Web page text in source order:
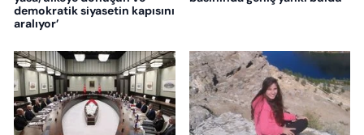
demokratik siyasetin kapısını
aralıyor’